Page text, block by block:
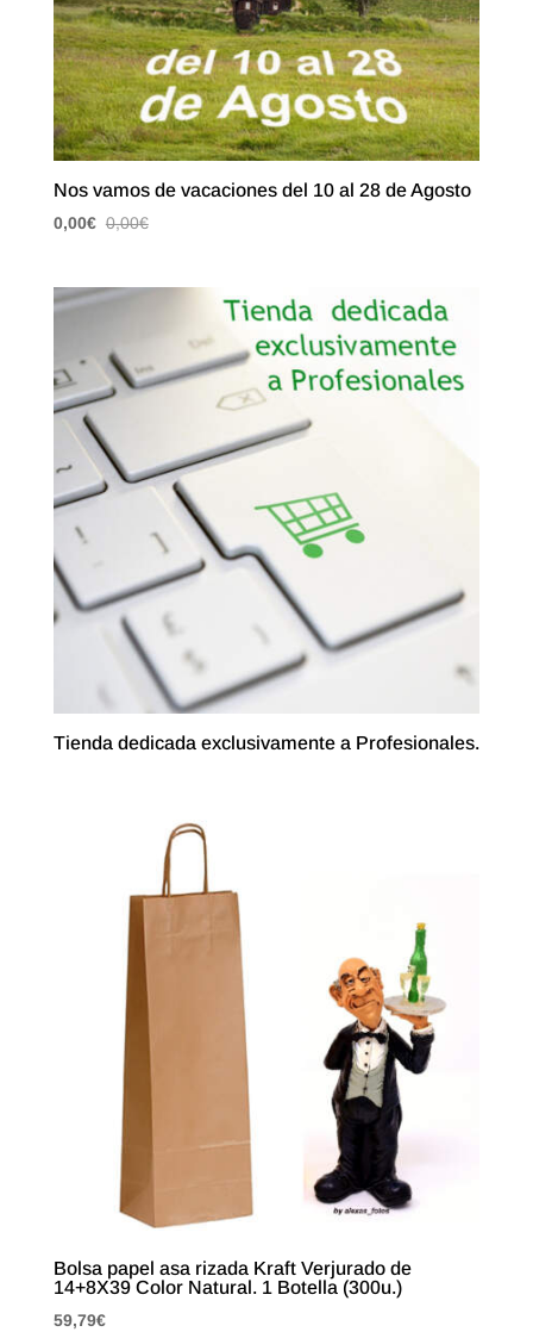
Nos vamos de vacaciones del 10 al 28 de Agosto
0,00€ 0,00€
Tienda dedicada exclusivamente a Profesionales.
Bolsa papel asa rizada Kraft Verjurado de
14+8X39 Color Natural. 1 Botella (300u.)
59,79€